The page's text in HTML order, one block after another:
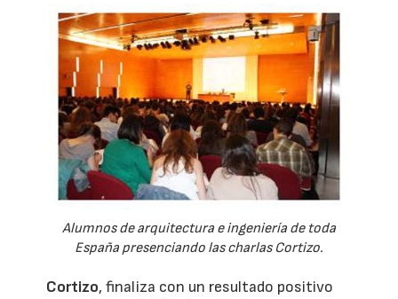
Alumnos de arquitectura e ingeniería de toda
España presenciando las charlas Cortizo.
Cortizo, finaliza con un resultado positivo